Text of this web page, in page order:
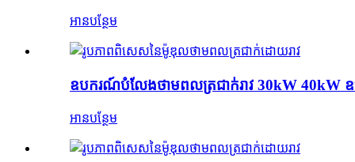
អានបន្ថែម
ឧបករណ៍បំលែងថាមពលត្រជាក់រាវ 30kW 40kW
អានបន្ថែម